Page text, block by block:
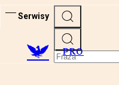
Serwisy
PRO